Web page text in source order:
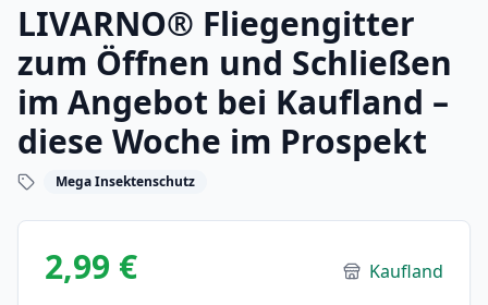
LIVARNO® Fliegengitter
zum Öffnen und Schließen
im Angebot bei Kaufland –
diese Woche im Prospekt
Mega Insektenschutz
2,99 € Kaufland